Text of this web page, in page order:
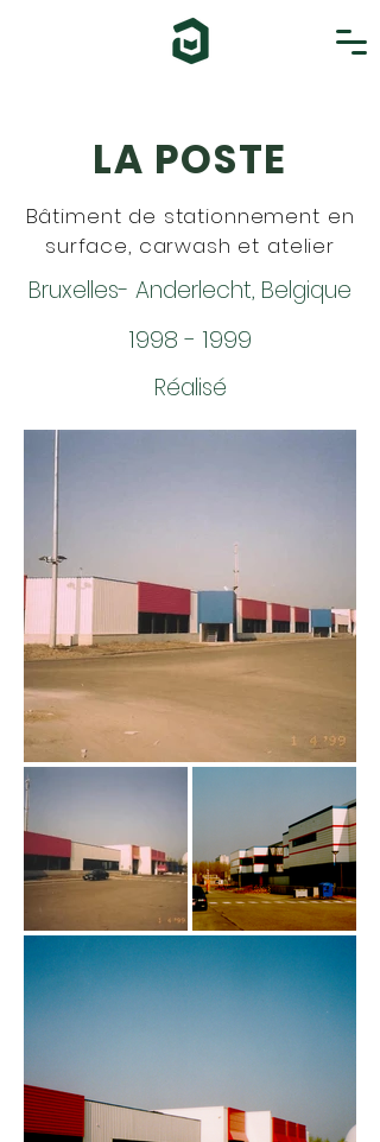
LA POSTE
Bâtiment de stationnement en
surface, carwash et atelier
Bruxelles- Anderlecht, Belgique
1998 - 1999
Réalisé